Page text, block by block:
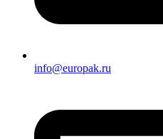
info@europak.ru